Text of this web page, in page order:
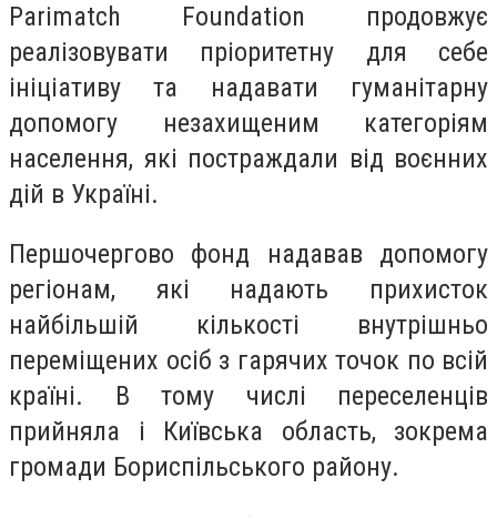
Parimatch Foundation продовжує
реалізовувати пріоритетну для себе
ініціативу та надавати гуманітарну
допомогу незахищеним категоріям
населення, які постраждали від воєнних
дій в Україні.
Першочергово фонд надавав допомогу
регіонам, які надають прихисток
найбільшій кількості внутрішньо
переміщених осіб з гарячих точок по всій
країні. В тому числі переселенців
прийняла і Київська область, зокрема
громади Бориспільського району.